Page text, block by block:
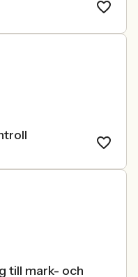
till mark- och